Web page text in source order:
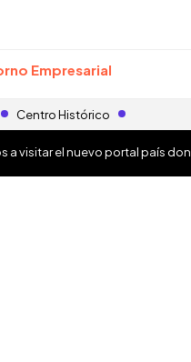
Empresarial
Centro Histórico
a visitar el nuevo portal país